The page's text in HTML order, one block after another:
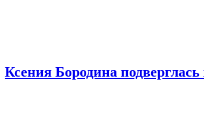
Ксения Бородина